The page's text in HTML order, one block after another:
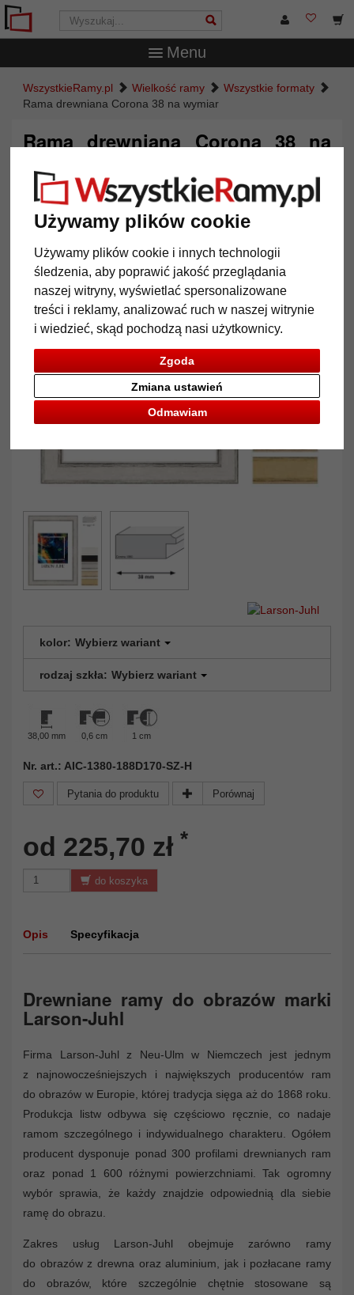
Używamy plików cookie
Używamy plików cookie i innych technologii
śledzenia, aby poprawić jakość przeglądania
naszej witryny, wyświetlać spersonalizowane
treści i reklamy, analizować ruch w naszej witrynie
i wiedzieć, skąd pochodzą nasi użytkownicy.
Zgoda
Odmawiam
Zmiana ustawień
Menu
WszystkieRamy.pl Wielkość ramy
Wszystkie formaty
Rama drewniana Corona 38 na wymiar
Rama drewniana Corona 38 na
Powrót
kolor: Wybierz wariant
rodzaj szkła: Wybierz wariant
38,00 mm 0,6 cm 1 cm
Nr. art.: AIC-1380-188D170-SZ-H
Pytania do produktu Porównaj
od 225,70 zł *
do koszyka
Opis Specyfikacja
Drewniane ramy do obrazów marki
Larson-Juhl
Firma Larson-Juhl z Neu-Ulm w Niemczech jest jednym
z najnowocześniejszych i największych producentów ram
do obrazów w Europie, której tradycja sięga aż do 1868 roku.
Produkcja listw odbywa się częściowo ręcznie, co nadaje
ramom szczególnego i indywidualnego charakteru. Ogółem
producent dysponuje ponad 300 profilami drewnianych ram
oraz ponad 1 600 różnymi powierzchniami. Tak ogromny
wybór sprawia, że każdy znajdzie odpowiednią dla siebie
ramę do obrazu.
Zakres usług Larson-Juhl obejmuje zarówno ramy
do obrazów z drewna oraz aluminium, jak i pozłacane ramy
do obrazów, które szczególnie chętnie stosowane są